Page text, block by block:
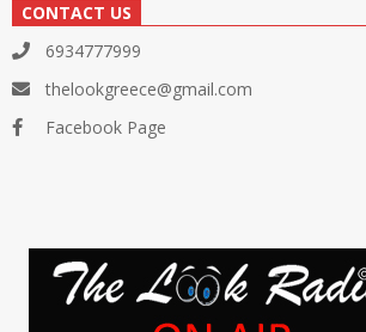
CONTACT US
6934777999
thelookgreece@gmail.com
Facebook Page